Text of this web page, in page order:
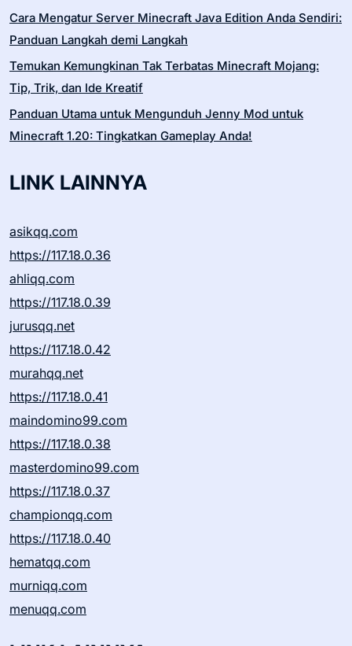
Cara Mengatur Server Minecraft Java Edition Anda Sendiri:
Panduan Langkah demi Langkah
Temukan Kemungkinan Tak Terbatas Minecraft Mojang:
Tip, Trik, dan Ide Kreatif
Panduan Utama untuk Mengunduh Jenny Mod untuk
Minecraft 1.20: Tingkatkan Gameplay Anda!
LINK LAINNYA
asikqq.com
https://117.18.0.36
ahliqq.com
https://117.18.0.39
jurusqq.net
https://117.18.0.42
murahqq.net
https://117.18.0.41
maindomino99.com
https://117.18.0.38
masterdomino99.com
https://117.18.0.37
championqq.com
https://117.18.0.40
hematqq.com
murniqq.com
menuqq.com